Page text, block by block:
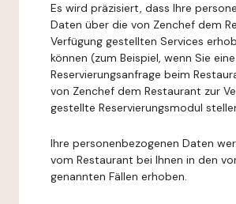
Es wird präzisiert, dass Ihre
Daten über die von Zenchef dem
Verfügung gestellten Services
können (zum Beispiel, wenn Sie eine
Reservierungsanfrage beim
von Zenchef dem Restaurant zur
gestellte Reservierungsmodul
Ihre personenbezogenen Daten
vom Restaurant bei Ihnen in den
genannten Fällen erhoben.